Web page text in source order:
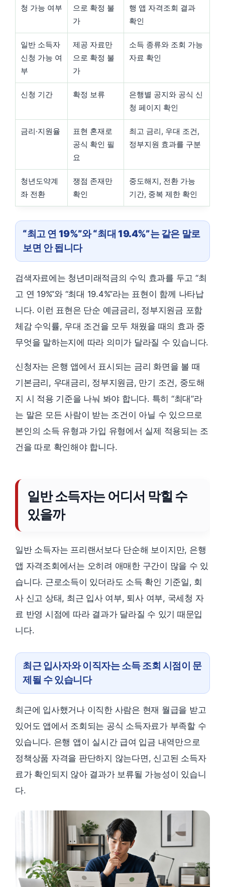
청 가능 여부
으로 확정 불
가
행 앱 자격조회 결과
확인
일반 소득자
신청 가능 여
부
제공 자료만
으로 확정 불
가
소득 종류와 조회 가능
자료 확인
신청 기간 확정 보류
은행별 공지와 공식 신
청 페이지 확인
금리·지원율
표현 혼재로
공식 확인 필
요
최고 금리, 우대 조건,
정부지원 효과를 구분
청년도약계
좌 전환
쟁점 존재만
확인
중도해지, 전환 가능
기간, 중복 제한 확인
“최고 연 19%”와 “최대 19.4%”는 같은 말로
보면 안 됩니다
검색자료에는 청년미래적금의 수익 효과를 두고 “최
고 연 19%”와 “최대 19.4%”라는 표현이 함께 나타납
니다. 이런 표현은 단순 예금금리, 정부지원금 포함
체감 수익률, 우대 조건을 모두 채웠을 때의 효과 중
무엇을 말하는지에 따라 의미가 달라질 수 있습니다.
신청자는 은행 앱에서 표시되는 금리 화면을 볼 때
기본금리, 우대금리, 정부지원금, 만기 조건, 중도해
지 시 적용 기준을 나눠 봐야 합니다. 특히 “최대”라
는 말은 모든 사람이 받는 조건이 아닐 수 있으므로
본인의 소득 유형과 가입 유형에서 실제 적용되는 조
건을 따로 확인해야 합니다.
일반 소득자는 어디서 막힐 수
있을까
일반 소득자는 프리랜서보다 단순해 보이지만, 은행
앱 자격조회에서는 오히려 애매한 구간이 많을 수 있
습니다. 근로소득이 있더라도 소득 확인 기준일, 회
사 신고 상태, 최근 입사 여부, 퇴사 여부, 국세청 자
료 반영 시점에 따라 결과가 달라질 수 있기 때문입
니다.
최근 입사자와 이직자는 소득 조회 시점이 문
제될 수 있습니다
최근에 입사했거나 이직한 사람은 현재 월급을 받고
있어도 앱에서 조회되는 공식 소득자료가 부족할 수
있습니다. 은행 앱이 실시간 급여 입금 내역만으로
정책상품 자격을 판단하지 않는다면, 신고된 소득자
료가 확인되지 않아 결과가 보류될 가능성이 있습니
다.